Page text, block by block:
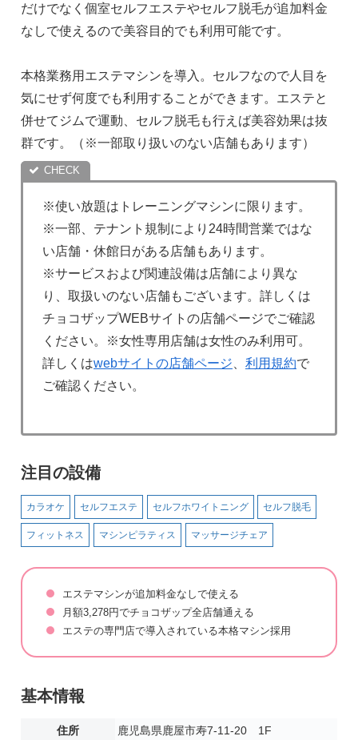
だけでなく個室セルフエステやセルフ脱毛が追加料金
なしで使えるので美容目的でも利用可能です。
本格業務用エステマシンを導入。セルフなので人目を
気にせず何度でも利用することができます。エステと
併せてジムで運動、セルフ脱毛も行えば美容効果は抜
群です。（※一部取り扱いのない店舗もあります）
※使い放題はトレーニングマシンに限ります。
※一部、テナント規制により24時間営業ではな
い店舗・休館日がある店舗もあります。
※サービスおよび関連設備は店舗により異な
り、取扱いのない店舗もございます。詳しくは
チョコザップWEBサイトの店舗ページでご確認
ください。※女性専用店舗は女性のみ利用可。
詳しくはwebサイトの店舗ページ 利用規約で
ご確認ください。
注目の設備
カラオケ セルフエステ セルフホワイトニング セルフ脱毛
フィットネス マシンピラティス マッサージチェア
エステマシンが追加料金なしで使える
月額3,278円でチョコザップ全店舗通える
エステの専門店で導入されている本格マシン採用
基本情報
住所
鹿児島県鹿屋市寿7-11-20 1F